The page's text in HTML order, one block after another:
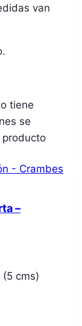
van
tiene
se
producto
–
cms)